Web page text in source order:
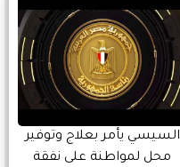
السيسي يأمر بعلاج وتوفير
محل لمواطنة على نفقة